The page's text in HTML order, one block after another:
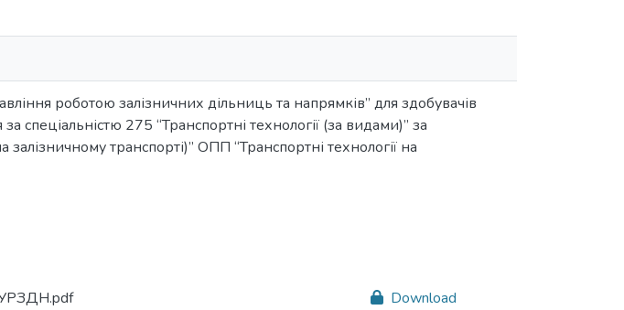
роботою залізничних дільниць та напрямків” для здобувачів
спеціальністю 275 “Транспортні технології (за видами)” за
залізничному транспорті)” ОПП “Транспортні технології на
Download